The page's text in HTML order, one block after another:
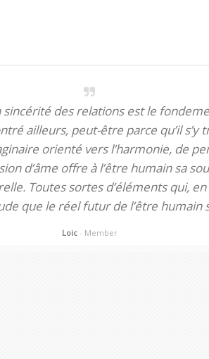
sincérité des relations est le
ailleurs, peut-être parce qu’il
orienté vers l’harmonie, de
d’âme offre à l’être humain sa
Toutes sortes d’éléments qui,
que le réel futur de l’être humain
Loic - Member